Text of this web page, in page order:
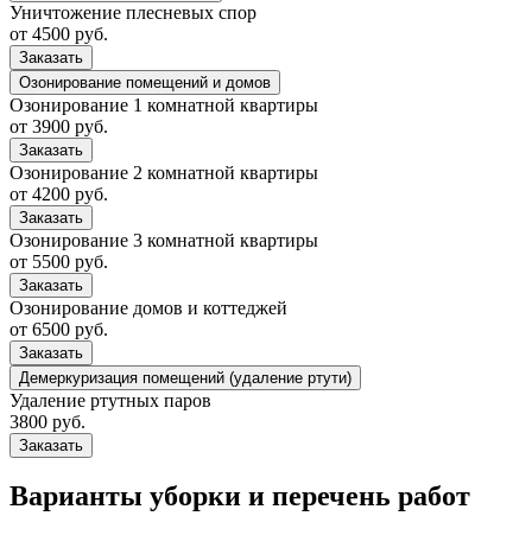
Уничтожение плесневых спор
от 4500 руб.
Заказать
Озонирование помещений и домов
Озонирование 1 комнатной квартиры
от 3900 руб.
Заказать
Озонирование 2 комнатной квартиры
от 4200 руб.
Заказать
Озонирование 3 комнатной квартиры
от 5500 руб.
Заказать
Озонирование домов и коттеджей
от 6500 руб.
Заказать
Демеркуризация помещений (удаление ртути)
Удаление ртутных паров
3800 руб.
Заказать
Варианты уборки и перечень работ